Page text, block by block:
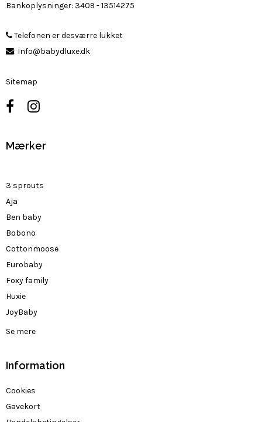
Bankoplysninger: 3409 - 13514275
Telefonen er desværre lukket
: Info@babydluxe.dk
Sitemap
Mærker
3 sprouts
Aja
Ben baby
Bobono
Cottonmoose
Eurobaby
Foxy family
Huxie
JoyBaby
Se mere
Information
Cookies
Gavekort